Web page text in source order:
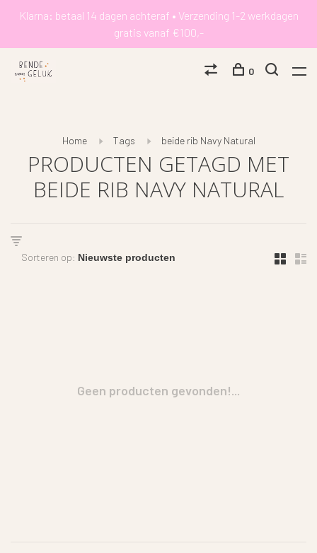
Klarna: betaal 14 dagen achteraf • Verzending 1-2 werkdagen
gratis vanaf €100,-
0
Home Tags beide rib Navy Natural
PRODUCTEN GETAGD MET
BEIDE RIB NAVY NATURAL
Sorteren op:
Geen producten gevonden!...